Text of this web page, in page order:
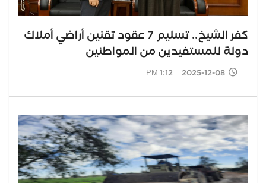
كفر الشيخ.. تسليم 7 عقود تقنين أراضي أملاك
دولة للمستفيدين من المواطنين
2025-12-08 1:12 PM